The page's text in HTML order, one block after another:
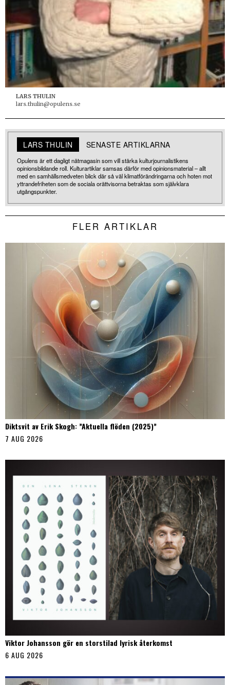
LARS THULIN
lars.thulin@opulens.se
LARS THULIN SENASTE ARTIKLARNA
Opulens är ett dagligt nätmagasin som vill stärka kulturjournalistikens
opinionsbildande roll. Kulturartiklar samsas därför med opinionsmaterial – allt
med en samhällsmedveten blick där så väl klimatförändringarna och hoten mot
yttrandefriheten som de sociala orättvisorna betraktas som självklara
utgångspunkter.
FLER ARTIKLAR
Diktsvit av Erik Skogh: ”Aktuella flöden (2025)”
7 AUG 2026
Viktor Johansson gör en storstilad lyrisk återkomst
6 AUG 2026